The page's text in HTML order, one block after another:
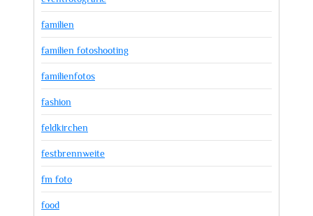
familien
familien fotoshooting
familienfotos
fashion
feldkirchen
festbrennweite
fm foto
food